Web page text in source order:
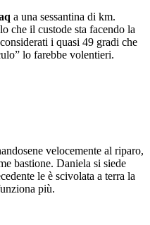
a una sessantina di km.
che il custode sta facendo la
i quasi 49 gradi che
lo farebbe volentieri.
velocemente al riparo,
bastione. Daniela si siede
le è scivolata a terra la
più.